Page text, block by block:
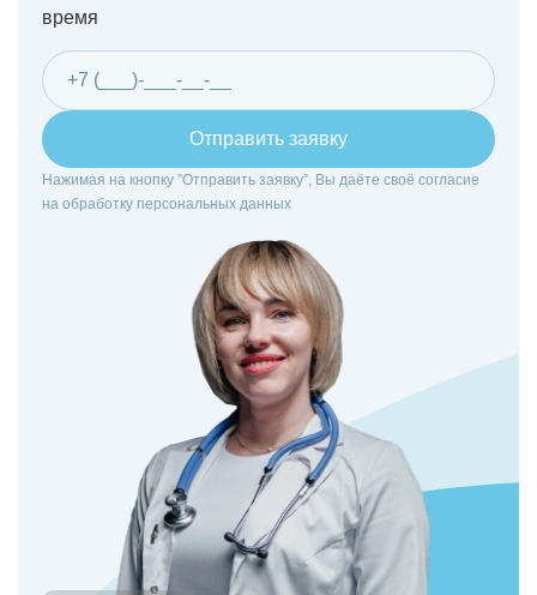
время
Отправить заявку
Нажимая на кнопку ”Отправить заявку”, Вы даёте своё согласие
на обработку персональных данных